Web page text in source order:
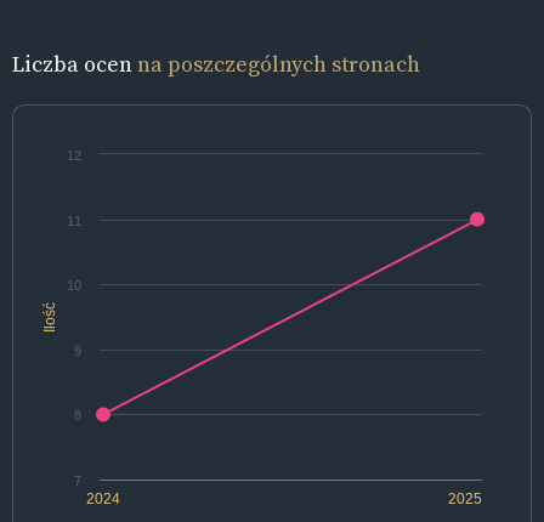
Liczba ocenna poszczególnych stronach
Ilość
2024 2025
7
8
9
10
11
12